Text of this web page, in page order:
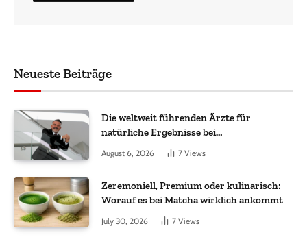
Neueste Beiträge
Die weltweit führenden Ärzte für
natürliche Ergebnisse bei
Haartransplantationen
August 6, 2026 7 Views
Zeremoniell, Premium oder kulinarisch:
Worauf es bei Matcha wirklich ankommt
July 30, 2026 7 Views